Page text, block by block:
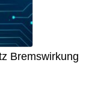
Bremswirkung